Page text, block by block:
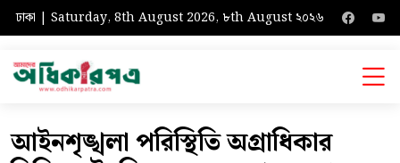
ঢাকা | Saturday, 8th August 2026, ৮th August ২০২৬
আইনশৃঙ্খলা পরিস্থিতি অগ্রাধিকার